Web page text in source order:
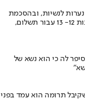
לנשיות, ובהסכמת
ההורים, אריק אניבה קיים יחסים עם נערות בנות 12- 13 עבור תשלום,
לה כי הוא נשא של
• כשקיבל תרומה הוא עמד בפני